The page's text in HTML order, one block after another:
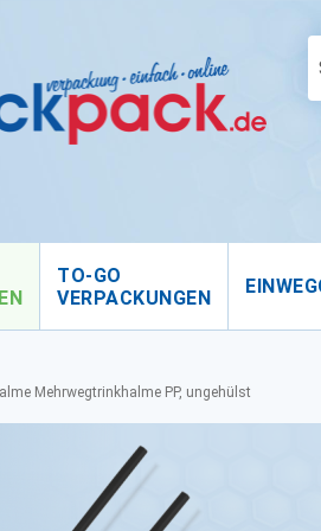
TO-GO
VERPACKUNGEN
Mehrwegtrinkhalme PP, ungehülst